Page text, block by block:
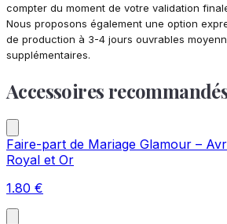
compter du moment de votre validation
Nous proposons également une option
de production à 3-4 jours ouvrables
supplémentaires.
Accessoires
Faire-part de Mariage Glamour –
Royal et Or
1.80 €